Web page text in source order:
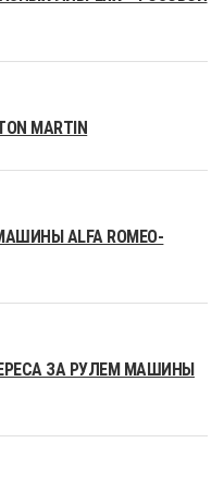
MARTIN
ALFA ROMEO-
ЗА РУЛЕМ МАШИНЫ